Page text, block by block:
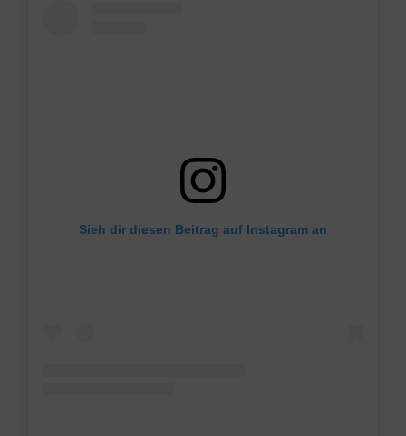
Sieh dir diesen Beitrag auf Instagram an